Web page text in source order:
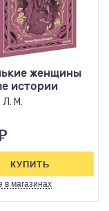
женщины
истории
Л. М.
в магазинах
КУПИТЬ